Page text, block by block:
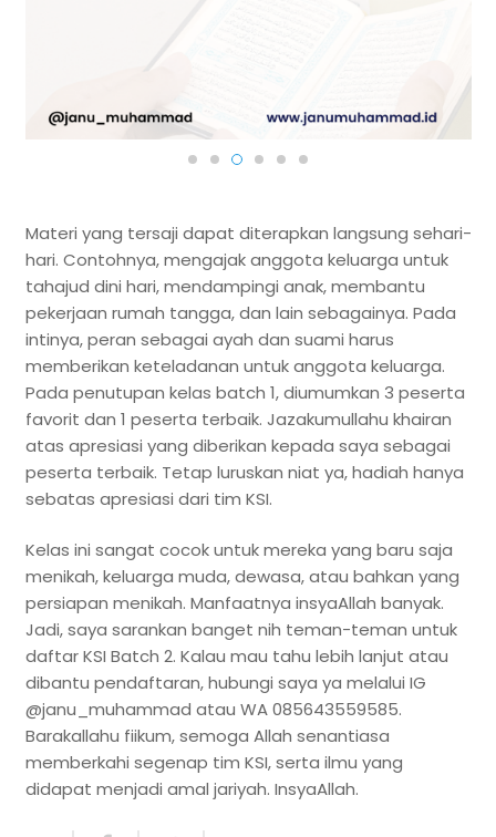
Materi yang tersaji dapat diterapkan langsung sehari-
hari. Contohnya, mengajak anggota keluarga untuk
tahajud dini hari, mendampingi anak, membantu
pekerjaan rumah tangga, dan lain sebagainya. Pada
intinya, peran sebagai ayah dan suami harus
memberikan keteladanan untuk anggota keluarga.
Pada penutupan kelas batch 1, diumumkan 3 peserta
favorit dan 1 peserta terbaik. Jazakumullahu khairan
atas apresiasi yang diberikan kepada saya sebagai
peserta terbaik. Tetap luruskan niat ya, hadiah hanya
sebatas apresiasi dari tim KSI.
Kelas ini sangat cocok untuk mereka yang baru saja
menikah, keluarga muda, dewasa, atau bahkan yang
persiapan menikah. Manfaatnya insyaAllah banyak.
Jadi, saya sarankan banget nih teman-teman untuk
daftar KSI Batch 2. Kalau mau tahu lebih lanjut atau
dibantu pendaftaran, hubungi saya ya melalui IG
@janu_muhammad atau WA 085643559585.
Barakallahu fiikum, semoga Allah senantiasa
memberkahi segenap tim KSI, serta ilmu yang
didapat menjadi amal jariyah. InsyaAllah.